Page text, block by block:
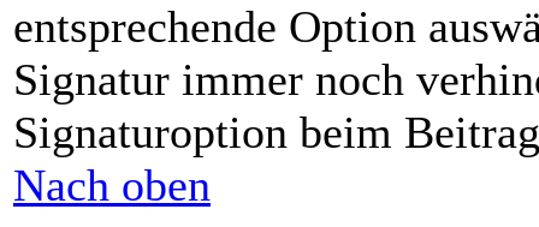
entsprechende Option
Signatur immer noch
Signaturoption beim
Nach oben